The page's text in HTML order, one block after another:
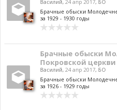
Василий, 24 апр 2017, БО
Брачные обыски
за 1929 - 1930 годы
Брачные обыски
Покровской церкви
Василий, 24 апр 2017, БО
Брачные обыски
за 1926 - 1929 годы